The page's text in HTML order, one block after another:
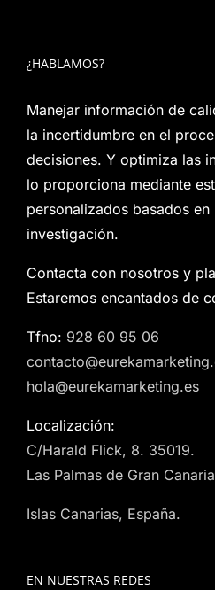
¿HABLAMOS?
Manejar información de
la incertidumbre en el
decisiones. Y optimiza las
lo proporciona mediante
personalizados basados
investigación.
Contacta con nosotros y
Estaremos encantados de
Tfno: 928 60 95 06
hola@eurekamarketing.es
Localización:
C/Harald Flick, 8. 35019.
Las Palmas de Gran
Islas Canarias, España.
EN NUESTRAS REDES